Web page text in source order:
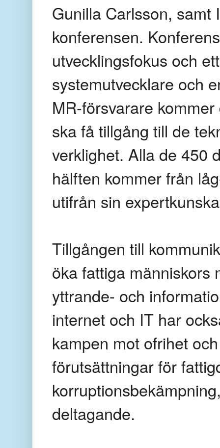
Gunilla Carlsson, samt
konferensen.
utvecklingsfokus och
systemutvecklare och
MR-försvarare
ska få tillgång till de
verklighet. Alla de 450
hälften kommer från
utifrån sin
Tillgången till
öka fattiga människors
yttrande- och
internet och IT har
kampen mot ofrihet
förutsättningar för
deltagande.